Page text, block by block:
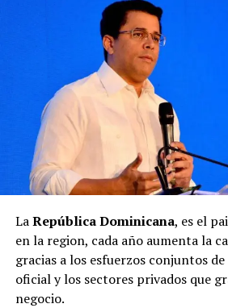
LaRepública Dominicana, es el
en la region, cada año aumenta la
gracias a los esfuerzos conjuntos
oficial y los sectores privados que
negocio.